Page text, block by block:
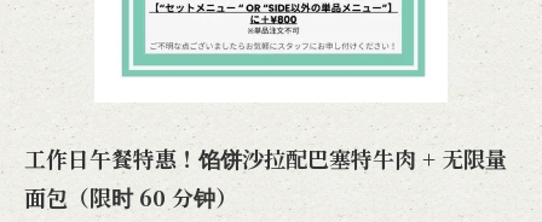
工作日午餐特惠！馅饼沙拉配巴塞特牛肉 + 无限量
面包（限时 60 分钟）